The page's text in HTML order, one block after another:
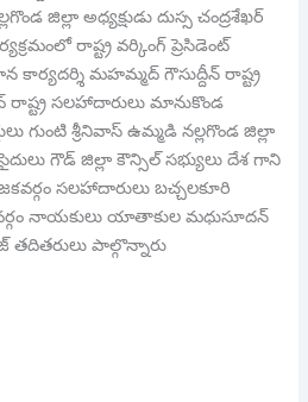
జిల్లా అధ్యక్షుడు దుస్స చంద్రశేఖర్
రాష్ట్ర వర్కింగ్ ప్రెసిడెంట్
కార్యదర్శి మహమ్మద్ గౌసుద్దీన్ రాష్ట్ర
సలహాదారులు మానుకొండ
గుంటి శ్రీనివాస్ ఉమ్మడి నల్లగొండ జిల్లా
గౌడ్ జిల్లా కౌన్సిల్ సభ్యులు దేశ గాని
సలహాదారులు బచ్చలకూరి
నాయకులు యాతాకుల మధుసూదన్
తదితరులు పాల్గొన్నారు